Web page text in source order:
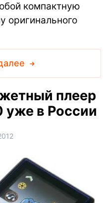
компактную
оригинального
плеер
уже в России